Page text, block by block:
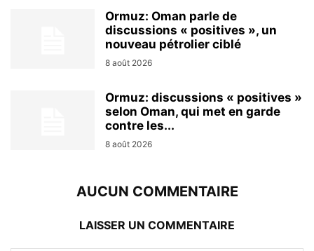
Ormuz: Oman parle de
discussions « positives », un
nouveau pétrolier ciblé
8 août 2026
Ormuz: discussions « positives »
selon Oman, qui met en garde
contre les...
8 août 2026
AUCUN COMMENTAIRE
LAISSER UN COMMENTAIRE